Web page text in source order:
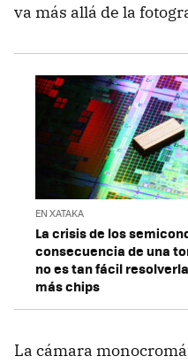
va más allá de la
EN XATAKA
La crisis de los
consecuencia de una
no es tan fácil
más chips
La cámara